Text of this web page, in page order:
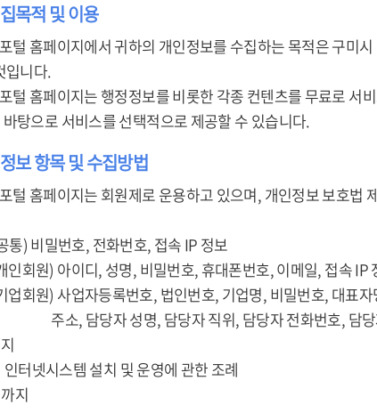
목적 및 이용
털 홈페이지에서 귀하의 개인정보를 수집하는 목적은 구미
입니다.
털 홈페이지는 행정정보를 비롯한 각종 컨텐츠를 무료로 서
탕으로 서비스를 선택적으로 제공할 수 있습니다.
보 항목 및 수집방법
털 홈페이지는 회원제로 운용하고 있으며, 개인정보 보호법
통) 비밀번호, 전화번호, 접속 IP 정보
디, 성명, 비밀번호, 휴대폰번호, 이메일, 접속 IP
등록번호, 법인번호, 기업명, 비밀번호, 대표자명,
명, 담당자 직위, 담당자 전화번호, 담당자 휴
터넷시스템 설치 및 운영에 관한 조례
지